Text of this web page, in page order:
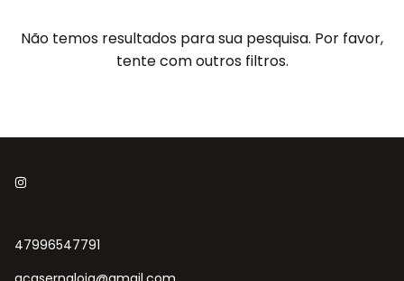
Não temos resultados para sua pesquisa. Por favor,
tente com outros filtros.
47996547791